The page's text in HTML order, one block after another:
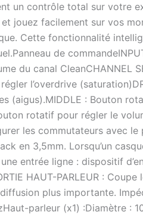
un contrôle total sur votre
et jouez facilement sur vos
Cette fonctionnalité
de
du canal CleanCHANNEL
l’overdrive
(aigus).MIDDLE : Bouton
rotatif pour régler le
les commutateurs avec
jack en 3,5mm. Lorsqu’un
entrée ligne : dispositif
HAUT-PARLEUR :
plus importante.
parleur (x1) :Diamètre :